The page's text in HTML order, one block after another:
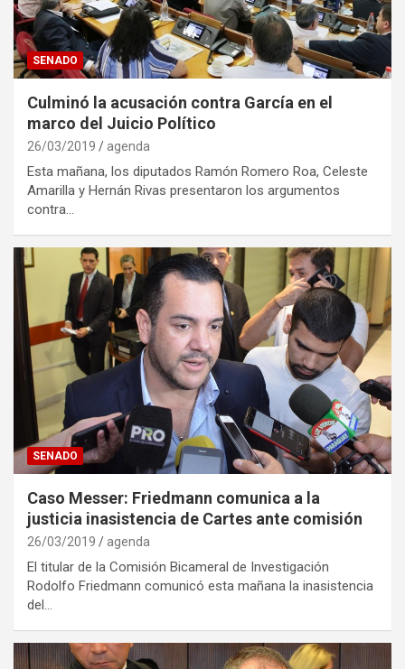
SENADO
Culminó la acusación contra García en el
marco del Juicio Político
26/03/2019 agenda
Esta mañana, los diputados Ramón Romero Roa, Celeste
Amarilla y Hernán Rivas presentaron los argumentos
contra…
SENADO
Caso Messer: Friedmann comunica a la
justicia inasistencia de Cartes ante comisión
26/03/2019 agenda
El titular de la Comisión Bicameral de Investigación
Rodolfo Friedmann comunicó esta mañana la inasistencia
del…